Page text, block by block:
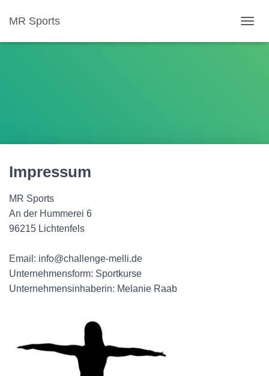
MR Sports
A
U
Impressum
MR Sports
An der Hummerei 6
96215 Lichtenfels
Email: info@challenge-melli.de
Unternehmensform: Sportkurse
Unternehmensinhaberin: Melanie Raab